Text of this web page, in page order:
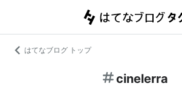
はてなブログ トップ
cinelerra